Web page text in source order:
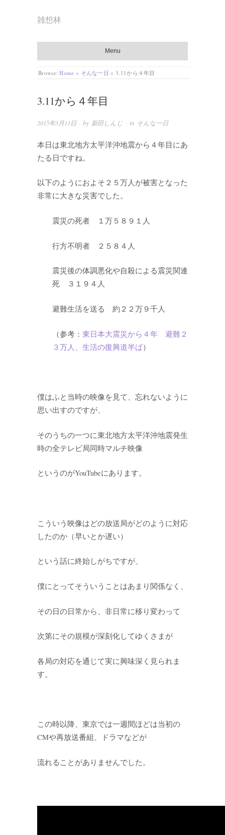
雑想林
Menu
Browse: Home » そんな一日 » 3.11から４年目
3.11から４年目
2015年3月11日· by 新田しんじ · in そんな一日
本日は東北地方太平洋沖地震から４年目にあ
たる日ですね。
以下のようにおよそ２５万人が被害となった
非常に大きな災害でした。
震災の死者 １万５８９１人
行方不明者 ２５８４人
震災後の体調悪化や自殺による震災関連
死 ３１９４人
避難生活を送る 約２２万９千人
（参考： 東日本大震災から４年 避難２
３万人、生活の復興道半ば）
僕はふと当時の映像を見て、忘れないように
思い出すのですが、
そのうちの一つに東北地方太平洋沖地震発生
時の全テレビ局同時マルチ映像
というのがYouTubeにあります。
こういう映像はどの放送局がどのように対応
したのか（早いとか遅い）
という話に終始しがちですが、
僕にとってそういうことはあまり関係なく、
その日の日常から、非日常に移り変わって
次第にその規模が深刻化してゆくさまが
各局の対応を通じて実に興味深く見られま
す。
この時以降、東京では一週間ほどは当初の
CMや再放送番組、ドラマなどが
流れることがありませんでした。